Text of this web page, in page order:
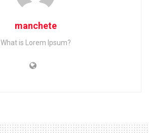
manchete
What is Lorem Ipsum?